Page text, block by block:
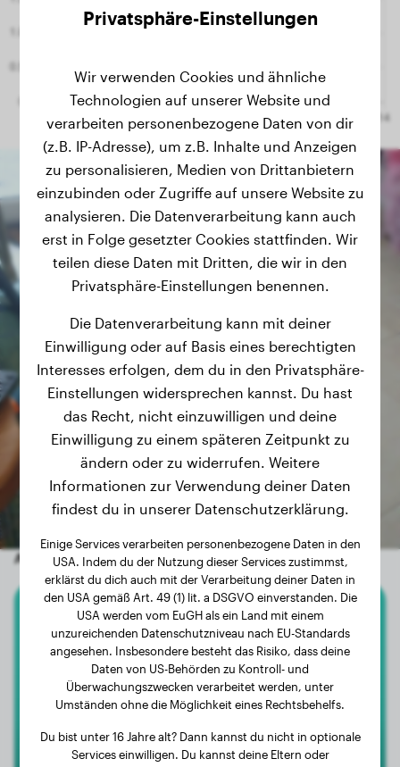
Andere zufällige Hunde
Labrador Retriever
Milo
Privatsphäre-Einstellungen
Wir verwenden Cookies und ähnliche
Technologien auf unserer Website und
verarbeiten personenbezogene Daten von dir
(z.B. IP-Adresse), um z.B. Inhalte und Anzeigen
zu personalisieren, Medien von Drittanbietern
einzubinden oder Zugriffe auf unsere Website zu
analysieren. Die Datenverarbeitung kann auch
erst in Folge gesetzter Cookies stattfinden. Wir
teilen diese Daten mit Dritten, die wir in den
Privatsphäre-Einstellungen benennen.
Die Datenverarbeitung kann mit deiner
Einwilligung oder auf Basis eines berechtigten
Interesses erfolgen, dem du in den Privatsphäre-
Einstellungen widersprechen kannst. Du hast
das Recht, nicht einzuwilligen und deine
Einwilligung zu einem späteren Zeitpunkt zu
ändern oder zu widerrufen. Weitere
Informationen zur Verwendung deiner Daten
findest du in unserer Datenschutzerklärung.
Einige Services verarbeiten personenbezogene Daten in den
USA. Indem du der Nutzung dieser Services zustimmst,
erklärst du dich auch mit der Verarbeitung deiner Daten in
den USA gemäß Art. 49 (1) lit. a DSGVO einverstanden. Die
USA werden vom EuGH als ein Land mit einem
unzureichenden Datenschutzniveau nach EU-Standards
angesehen. Insbesondere besteht das Risiko, dass deine
Daten von US-Behörden zu Kontroll- und
Überwachungszwecken verarbeitet werden, unter
Umständen ohne die Möglichkeit eines Rechtsbehelfs.
Du bist unter 16 Jahre alt? Dann kannst du nicht in optionale
Services einwilligen. Du kannst deine Eltern oder